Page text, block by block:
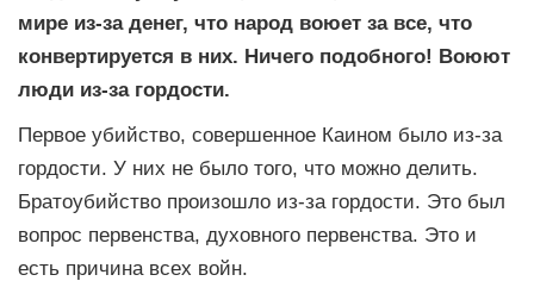
мире из-за денег, что народ воюет за все, что
конвертируется в них. Ничего подобного! Воюют
люди из-за гордости.
Первое убийство, совершенное Каином было из-за
гордости. У них не было того, что можно делить.
Братоубийство произошло из-за гордости. Это был
вопрос первенства, духовного первенства. Это и
есть причина всех войн.